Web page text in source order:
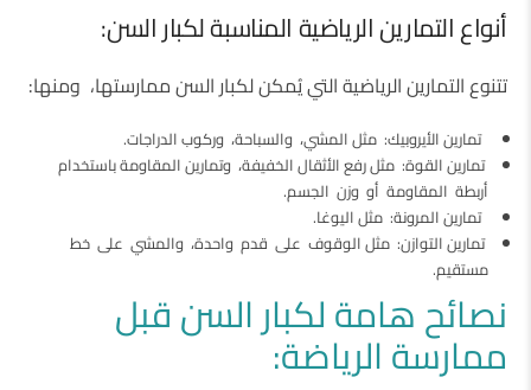
أنواع التمارين الرياضية المناسبة لكبار السن:
تتنوع التمارين الرياضية التي يُمكن لكبار السن ممارستها، ومنها:
تمارين الأيروبيك: مثل المشي، والسباحة، وركوب الدراجات.
تمارين القوة: مثل رفع الأثقال الخفيفة، وتمارين المقاومة باستخدام
أربطة المقاومة أو وزن الجسم.
تمارين المرونة: مثل اليوغا.
تمارين التوازن: مثل الوقوف على قدم واحدة، والمشي على خط
مستقيم.
نصائح هامة لكبار السن قبل
ممارسة الرياضة: